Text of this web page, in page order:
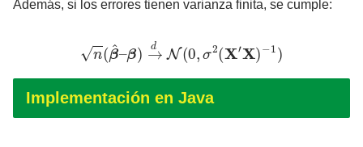
Además, si los errores tienen varianza finita, se cumple:
^ →
Implementación en Java